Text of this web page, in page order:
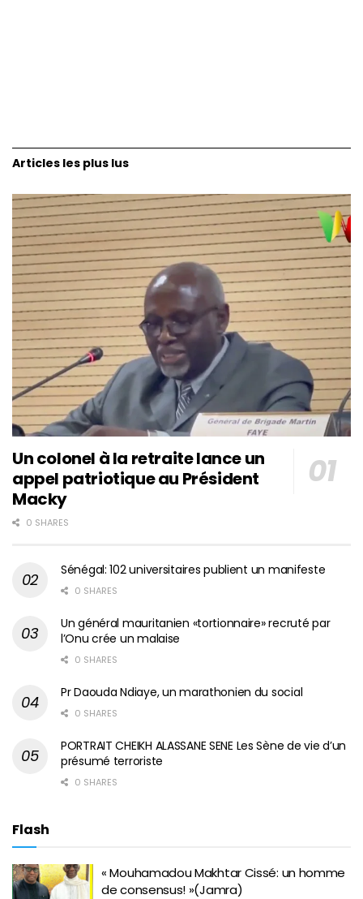
Articles les plus lus
Un colonel à la retraite lance un
appel patriotique au Président
Macky
0 SHARES
Sénégal: 102 universitaires publient un manifeste
0 SHARES
Un général mauritanien «tortionnaire» recruté par
l’Onu crée un malaise
0 SHARES
Pr Daouda Ndiaye, un marathonien du social
0 SHARES
PORTRAIT CHEIKH ALASSANE SENE Les Sène de vie d’un
présumé terroriste
0 SHARES
Flash
« Mouhamadou Makhtar Cissé: un homme
de consensus! »(Jamra)